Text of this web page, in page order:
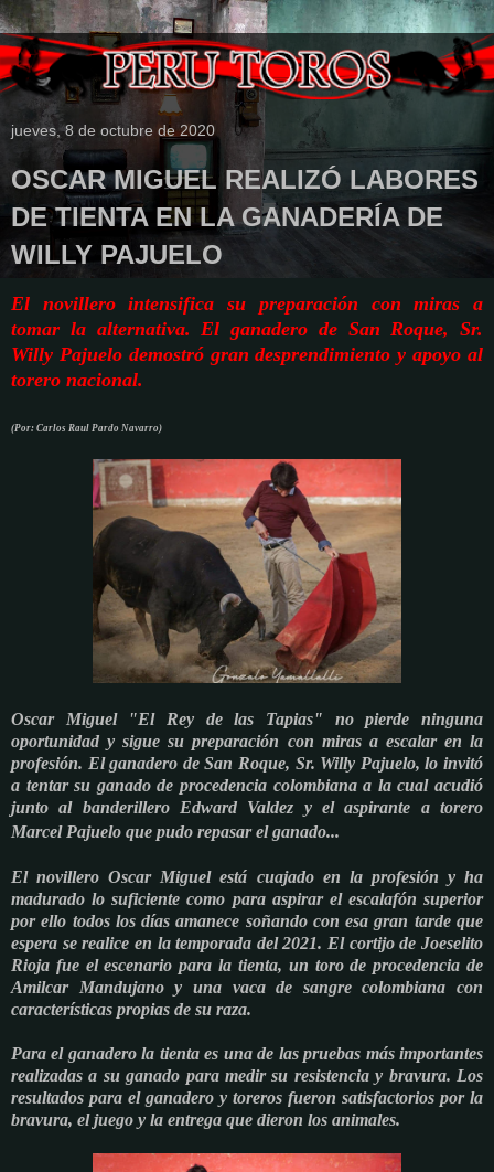
jueves, 8 de octubre de 2020
OSCAR MIGUEL REALIZÓ LABORES
DE TIENTA EN LA GANADERÍA DE
WILLY PAJUELO
El novillero intensifica su preparación con miras a
tomar la alternativa. El ganadero de San Roque, Sr.
Willy Pajuelo demostró gran desprendimiento y apoyo al
torero nacional.
(Por: Carlos Raul Pardo Navarro)
Oscar Miguel "El Rey de las Tapias" no pierde ninguna
oportunidad y sigue su preparación con miras a escalar en la
profesión. El ganadero de San Roque, Sr. Willy Pajuelo, lo invitó
a tentar su ganado de procedencia colombiana a la cual acudió
junto al banderillero Edward Valdez y el aspirante a torero
Marcel Pajuelo que pudo repasar el ganado...
El novillero Oscar Miguel está cuajado en la profesión y ha
madurado lo suficiente como para aspirar el escalafón superior
por ello todos los días amanece soñando con esa gran tarde que
espera se realice en la temporada del 2021. El cortijo de Joeselito
Rioja fue el escenario para la tienta, un toro de procedencia de
Amilcar Mandujano y una vaca de sangre colombiana con
características propias de su raza.
Para el ganadero la tienta es una de las pruebas más importantes
realizadas a su ganado para medir su resistencia y bravura. Los
resultados para el ganadero y toreros fueron satisfactorios por la
bravura, el juego y la entrega que dieron los animales.